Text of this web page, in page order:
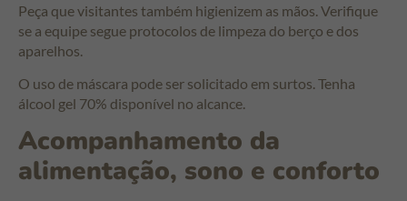
Peça que visitantes também higienizem as mãos. Verifique
se a equipe segue protocolos de limpeza do berço e dos
aparelhos.
O uso de máscara pode ser solicitado em surtos. Tenha
álcool gel 70% disponível no alcance.
Acompanhamento da
alimentação, sono e conforto